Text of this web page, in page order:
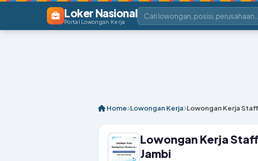
Loker Nasional
Portal Lowongan Kerja
Home Lowongan Kerja Lowongan Kerja
Lowongan Kerja
Jambi